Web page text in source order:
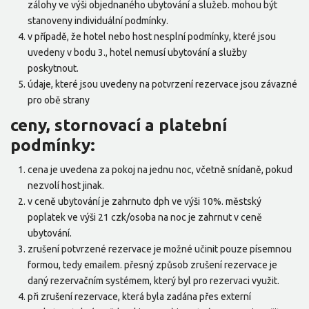
zálohy ve výši objednaného ubytování a služeb. mohou být
stanoveny individuální podmínky.
v případě, že hotel nebo host nesplní podmínky, které jsou
uvedeny v bodu 3., hotel nemusí ubytování a služby
poskytnout.
údaje, které jsou uvedeny na potvrzení rezervace jsou závazné
pro obě strany
ceny, stornovací a platební
podmínky:
cena je uvedena za pokoj na jednu noc, včetně snídaně, pokud
nezvolí host jinak.
v ceně ubytování je zahrnuto dph ve výši 10%. městský
poplatek ve výši 21 czk/osoba na noc je zahrnut v ceně
ubytování.
zrušení potvrzené rezervace je možné učinit pouze písemnou
formou, tedy emailem. přesný způsob zrušení rezervace je
daný rezervačním systémem, který byl pro rezervaci využit.
při zrušení rezervace, která byla zadána přes externí